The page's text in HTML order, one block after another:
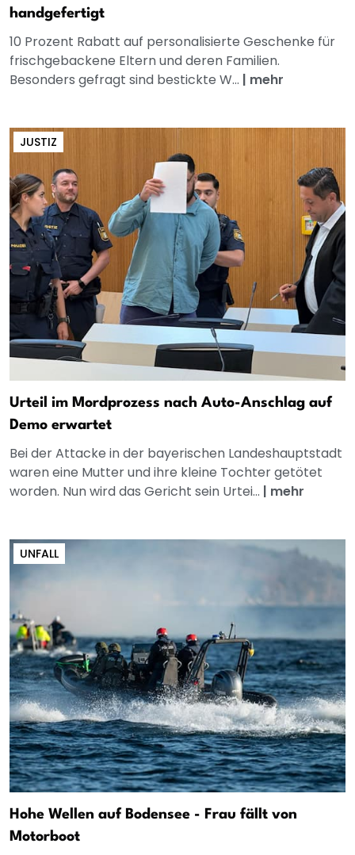
handgefertigt
10 Prozent Rabatt auf personalisierte Geschenke für
frischgebackene Eltern und deren Familien.
Besonders gefragt sind bestickte W... | mehr
JUSTIZ
Urteil im Mordprozess nach Auto-Anschlag auf
Demo erwartet
Bei der Attacke in der bayerischen Landeshauptstadt
waren eine Mutter und ihre kleine Tochter getötet
worden. Nun wird das Gericht sein Urtei... | mehr
UNFALL
Hohe Wellen auf Bodensee - Frau fällt von
Motorboot